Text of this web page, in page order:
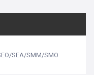
SEA/SMM/SMO